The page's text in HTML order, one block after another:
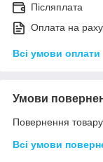
Післяплата
Оплата на
Всі умови оплати
Умови
Повернення
Всі умови